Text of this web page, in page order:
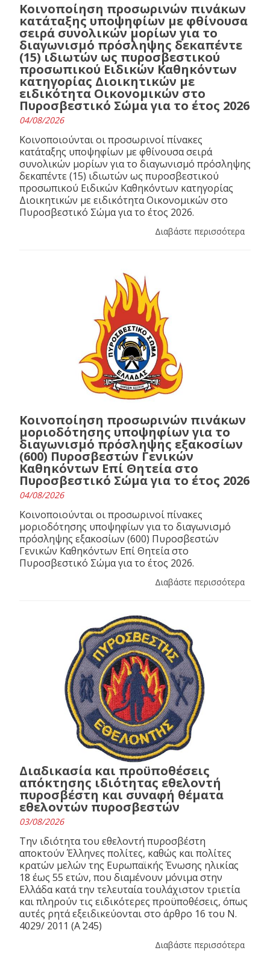
Κοινοποίηση προσωρινών πινάκων
κατάταξης υποψηφίων με φθίνουσα
σειρά συνολικών μορίων για το
διαγωνισμό πρόσληψης δεκαπέντε
(15) ιδιωτών ως πυροσβεστικού
προσωπικού Ειδικών Καθηκόντων
κατηγορίας Διοικητικών με
ειδικότητα Οικονομικών στο
Πυροσβεστικό Σώμα για το έτος 2026
04/08/2026
Κοινοποιούνται οι προσωρινοί πίνακες
κατάταξης υποψηφίων με φθίνουσα σειρά
συνολικών μορίων για το διαγωνισμό πρόσληψης
δεκαπέντε (15) ιδιωτών ως πυροσβεστικού
προσωπικού Ειδικών Καθηκόντων κατηγορίας
Διοικητικών με ειδικότητα Οικονομικών στο
Πυροσβεστικό Σώμα για το έτος 2026.
Διαβάστε περισσότερα
Κοινοποίηση προσωρινών πινάκων
μοριοδότησης υποψηφίων για το
διαγωνισμό πρόσληψης εξακοσίων
(600) Πυροσβεστών Γενικών
Καθηκόντων Επί Θητεία στο
Πυροσβεστικό Σώμα για το έτος 2026
04/08/2026
Κοινοποιούνται οι προσωρινοί πίνακες
μοριοδότησης υποψηφίων για το διαγωνισμό
πρόσληψης εξακοσίων (600) Πυροσβεστών
Γενικών Καθηκόντων Επί Θητεία στο
Πυροσβεστικό Σώμα για το έτος 2026.
Διαβάστε περισσότερα
Διαδικασία και προϋποθέσεις
απόκτησης ιδιότητας εθελοντή
πυροσβέστη και συναφή θέματα
εθελοντών πυροσβεστών
03/08/2026
Την ιδιότητα του εθελοντή πυροσβέστη
αποκτούν Έλληνες πολίτες, καθώς και πολίτες
κρατών μελών της Ευρωπαϊκής Ένωσης ηλικίας
18 έως 55 ετών, που διαμένουν μόνιμα στην
Ελλάδα κατά την τελευταία τουλάχιστον τριετία
και πληρούν τις ειδικότερες προϋποθέσεις, όπως
αυτές ρητά εξειδικεύονται στο άρθρο 16 του N.
4029/ 2011 (Α΄ 245)
Διαβάστε περισσότερα